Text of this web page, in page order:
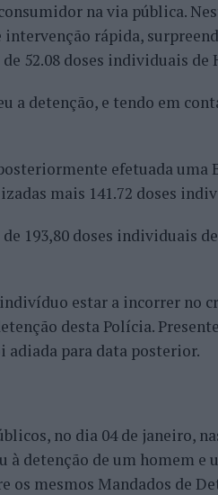
na via pública.
intervenção rápida,
52.08 doses individuais de
a detenção, e tendo em
efetuada uma
mais 141.72 doses
193,80 doses individuais
estar a incorrer no
desta Polícia.
para data posterior.
no dia 04 de janeiro,
à detenção de um homem e
os mesmos Mandados de